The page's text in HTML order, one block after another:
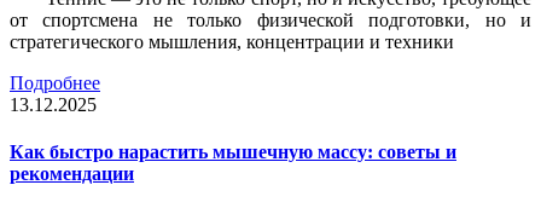
от спортсмена не только физической подготовки, но и
стратегического мышления, концентрации и техники
Подробнее
13.12.2025
Как быстро нарастить мышечную массу: советы и
рекомендации